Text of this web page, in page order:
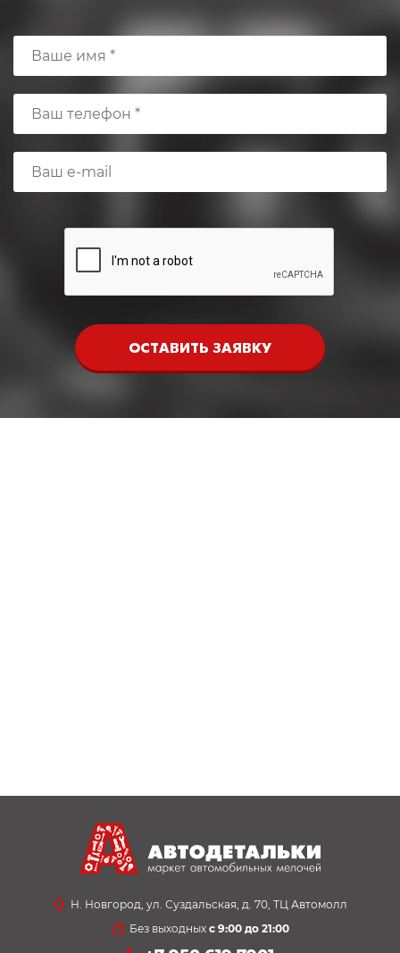
ОСТАВИТЬ ЗАЯВКУ
Н. Новгород, ул. Суздальская, д. 70, ТЦ Автомолл
Без выходных с 9:00 до 21:00